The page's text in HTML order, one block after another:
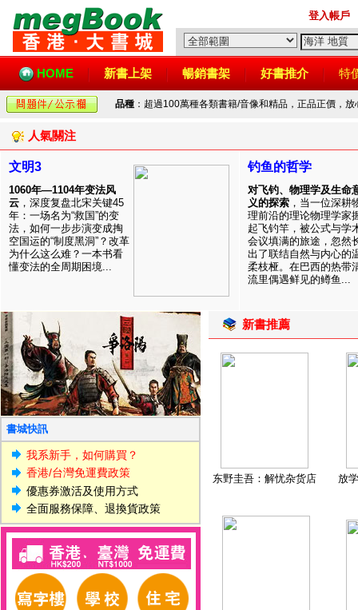
登入帳戶
HOME 新書上架 暢銷書架 好書推介 特
品種 ：超過100萬種各類書籍/音像和精品，正品正價，
人氣關注
文明3
1060年—1104年变法风
云 ，深度复盘北宋关键45
年：一场名为“救国”的变
法，如何一步步演变成掏
空国运的“制度黑洞”？改革
为什么这么难？一本书看
懂变法的全周期困境...
钓鱼的哲学
对飞钓、物理学及生命
义的探索 ，当一位深耕
理前沿的理论物理学家
起飞钓竿，被公式与学
会议填满的旅途，忽然
出了联结自然与内心的
柔枝桠。在巴西的热带
流里偶遇鲜见的鳟鱼...
書城快訊
我系新手，如何購買？
香港/台灣免運費政策
優惠券激活及使用方式
全面服務保障、退換貨政策
新書推薦
东野圭吾：解忧杂货店 放